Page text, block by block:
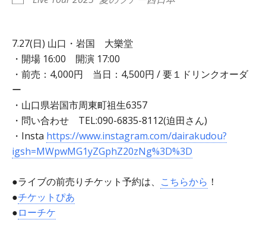
7.27(日) 山口・岩国 大樂堂
・開場 16:00 開演 17:00
・前売：4,000円 当日：4,500円 / 要１ドリンクオーダ
ー
・山口県岩国市周東町祖生6357
・問い合わせ TEL:090-6835-8112(迫田さん)
・Insta https://www.instagram.com/dairakudou?
igsh=MWpwMG1yZGphZ20zNg%3D%3D
●ライブの前売りチケット予約は、 こちらから ！
●チケットぴあ
●ローチケ